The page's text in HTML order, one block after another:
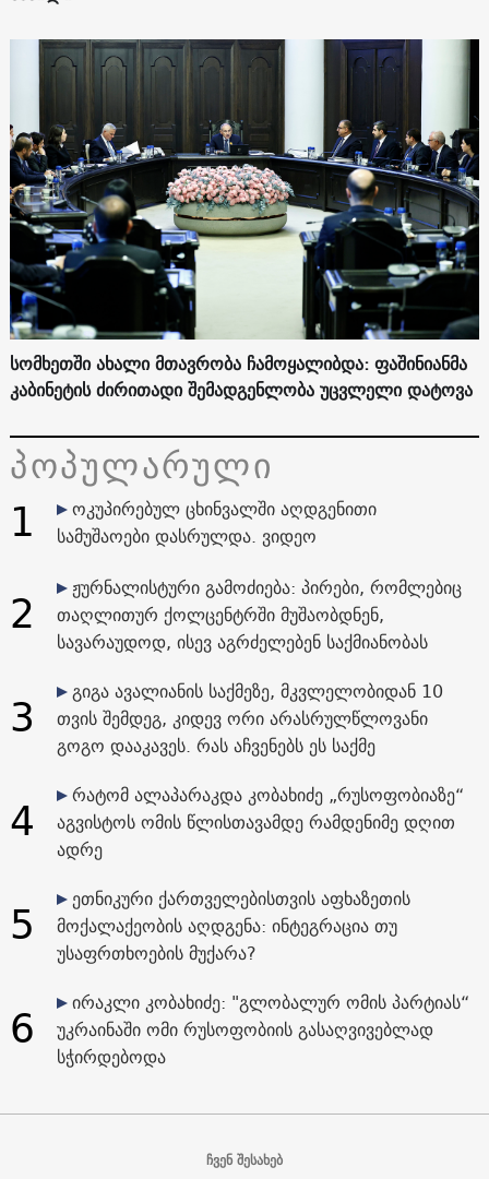
სომხეთში ახალი მთავრობა ჩამოყალიბდა: ფაშინიანმა
კაბინეტის ძირითადი შემადგენლობა უცვლელი დატოვა
პოპულარული
1
ოკუპირებულ ცხინვალში აღდგენითი
სამუშაოები დასრულდა. ვიდეო
2
ჟურნალისტური გამოძიება: პირები, რომლებიც
თაღლითურ ქოლცენტრში მუშაობდნენ,
სავარაუდოდ, ისევ აგრძელებენ საქმიანობას
3
გიგა ავალიანის საქმეზე, მკვლელობიდან 10
თვის შემდეგ, კიდევ ორი არასრულწლოვანი
გოგო დააკავეს. რას აჩვენებს ეს საქმე
4
რატომ ალაპარაკდა კობახიძე „რუსოფობიაზე“
აგვისტოს ომის წლისთავამდე რამდენიმე დღით
ადრე
5
ეთნიკური ქართველებისთვის აფხაზეთის
მოქალაქეობის აღდგენა: ინტეგრაცია თუ
უსაფრთხოების მუქარა?
6
ირაკლი კობახიძე: "გლობალურ ომის პარტიას“
უკრაინაში ომი რუსოფობიის გასაღვივებლად
სჭირდებოდა
ჩვენ შესახებ